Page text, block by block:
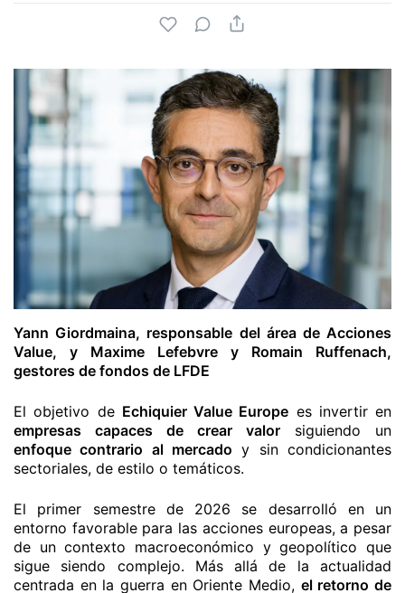
Yann Giordmaina, responsable del área de Acciones
Value, y Maxime Lefebvre y Romain Ruffenach,
gestores de fondos de LFDE
El objetivo de Echiquier Value Europe es invertir en
empresas capaces de crear valor siguiendo un
enfoque contrario al mercado y sin condicionantes
sectoriales, de estilo o temáticos.
El primer semestre de 2026 se desarrolló en un
entorno favorable para las acciones europeas, a pesar
de un contexto macroeconómico y geopolítico que
sigue siendo complejo. Más allá de la actualidad
centrada en la guerra en Oriente Medio, el retorno de